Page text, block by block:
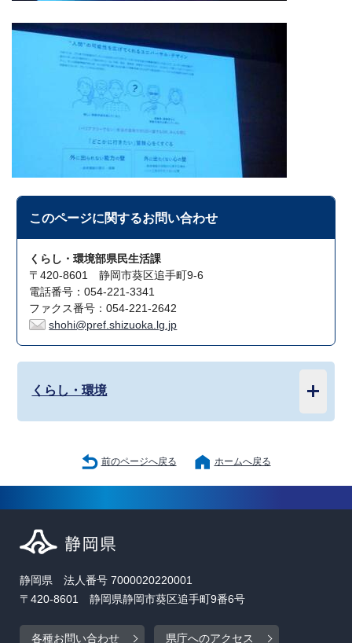
このページに関するお問い合わせ
くらし・環境部県民生活課
〒420-8601 静岡市葵区追手町9-6
電話番号：054-221-3341
ファクス番号：054-221-2642
shohi@pref.shizuoka.lg.jp
くらし・環境
前のページへ戻る ホームへ戻る
静岡県 法人番号 7000020220001
〒420-8601 静岡県静岡市葵区追手町9番6号
各種お問い合わせ 県庁へのアクセス